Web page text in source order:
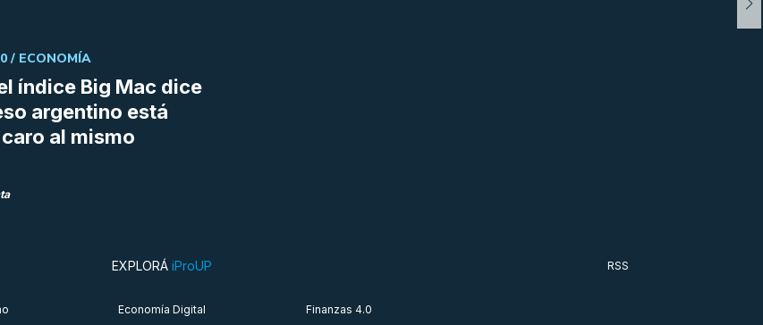
índice Big Mac dice
argentino está
al mismo
/ ECONOMÍA
EXPLORÁ iProUP
Economía Digital Finanzas 4.0
RSS